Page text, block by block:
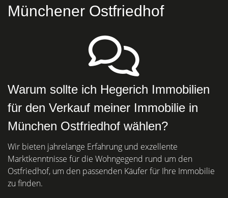
Münchener Ostfriedhof
Warum sollte ich Hegerich Immobilien
für den Verkauf meiner Immobilie in
München Ostfriedhof wählen?
Wir bieten jahrelange Erfahrung und exzellente
Marktkenntnisse für die Wohngegend rund um den
Ostfriedhof, um den passenden Käufer für Ihre Immobilie
zu finden.